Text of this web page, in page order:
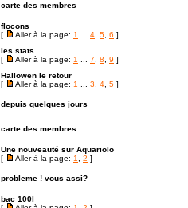
carte des membres
flocons
[
Aller à la page: 1 4 5 6 ]
les stats
[
Aller à la page: 1 7 8 9 ]
Hallowen le retour
[
Aller à la page: 1 3 4 5 ]
depuis quelques jours
carte des membres
Une nouveauté sur Aquariolo
[
Aller à la page: 1 2 ]
probleme ! vous assi?
bac 100l